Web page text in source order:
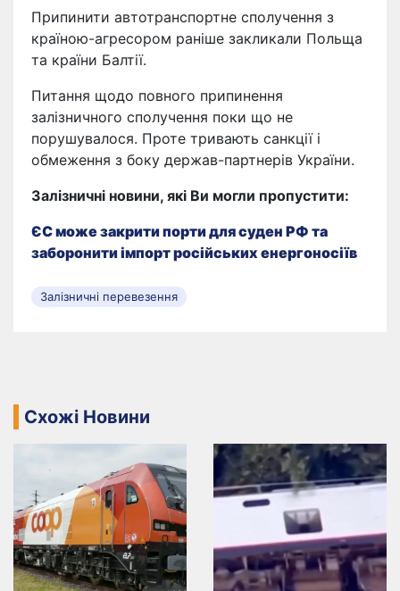
Припинити автотранспортне сполучення з
країною-агресором раніше закликали Польща
та країни Балтії.
Питання щодо повного припинення
залізничного сполучення поки що не
порушувалося. Проте тривають санкції і
обмеження з боку держав-партнерів України.
Залізничні новини, які Ви могли пропустити:
ЄС може закрити порти для суден РФ та
заборонити імпорт російських енергоносіїв
Залізничні перевезення
Схожі Новини